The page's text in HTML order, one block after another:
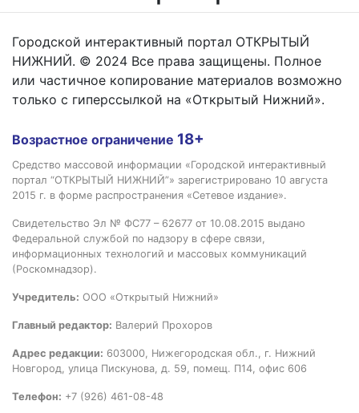
Городской интерактивный портал ОТКРЫТЫЙ
НИЖНИЙ. © 2024 Все права защищены. Полное
или частичное копирование материалов возможно
только с гиперссылкой на «Открытый Нижний».
Возрастное ограничение 18+
Средство массовой информации «Городской интерактивный
портал “ОТКРЫТЫЙ НИЖНИЙ”» зарегистрировано 10 августа
2015 г. в форме распространения «Сетевое издание».
Свидетельство Эл № ФС77 – 62677 от 10.08.2015 выдано
Федеральной службой по надзору в сфере связи,
информационных технологий и массовых коммуникаций
(Роскомнадзор).
Учредитель: ООО «Открытый Нижний»
Главный редактор: Валерий Прохоров
Адрес редакции: 603000, Нижегородская обл., г. Нижний
Новгород, улица Пискунова, д. 59, помещ. П14, офис 606
Телефон: +7 (926) 461-08-48